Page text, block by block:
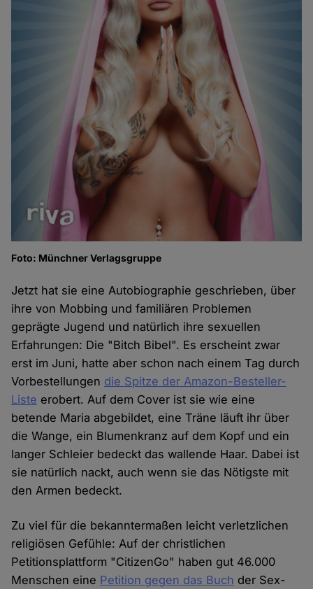
Foto: Münchner Verlagsgruppe
Jetzt hat sie eine Autobiographie geschrieben, über
ihre von Mobbing und familiären Problemen
geprägte Jugend und natürlich ihre sexuellen
Erfahrungen: Die "Bitch Bibel". Es erscheint zwar
erst im Juni, hatte aber schon nach einem Tag durch
Vorbestellungen die Spitze der Amazon-Besteller-
Liste erobert. Auf dem Cover ist sie wie eine
betende Maria abgebildet, eine Träne läuft ihr über
die Wange, ein Blumenkranz auf dem Kopf und ein
langer Schleier bedeckt das wallende Haar. Dabei ist
sie natürlich nackt, auch wenn sie das Nötigste mit
den Armen bedeckt.
Zu viel für die bekanntermaßen leicht verletzlichen
religiösen Gefühle: Auf der christlichen
Petitionsplattform "CitizenGo" haben gut 46.000
Menschen eine Petition gegen das Buch der Sex-